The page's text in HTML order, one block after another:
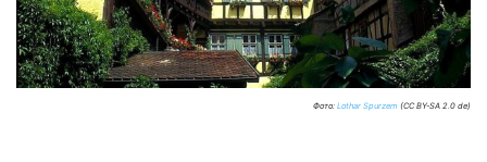
Фото: Lothar Spurzem (CC BY-SA 2.0 de)